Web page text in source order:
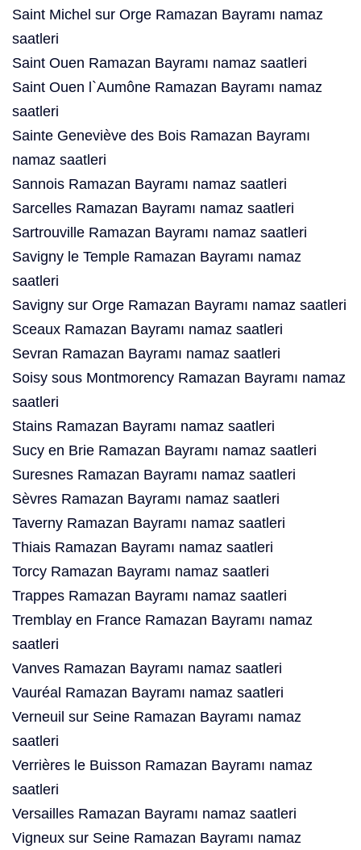
Saint Michel sur Orge Ramazan Bayramı namaz
saatleri
Saint Ouen Ramazan Bayramı namaz saatleri
Saint Ouen l`Aumône Ramazan Bayramı namaz
saatleri
Sainte Geneviève des Bois Ramazan Bayramı
namaz saatleri
Sannois Ramazan Bayramı namaz saatleri
Sarcelles Ramazan Bayramı namaz saatleri
Sartrouville Ramazan Bayramı namaz saatleri
Savigny le Temple Ramazan Bayramı namaz
saatleri
Savigny sur Orge Ramazan Bayramı namaz saatleri
Sceaux Ramazan Bayramı namaz saatleri
Sevran Ramazan Bayramı namaz saatleri
Soisy sous Montmorency Ramazan Bayramı namaz
saatleri
Stains Ramazan Bayramı namaz saatleri
Sucy en Brie Ramazan Bayramı namaz saatleri
Suresnes Ramazan Bayramı namaz saatleri
Sèvres Ramazan Bayramı namaz saatleri
Taverny Ramazan Bayramı namaz saatleri
Thiais Ramazan Bayramı namaz saatleri
Torcy Ramazan Bayramı namaz saatleri
Trappes Ramazan Bayramı namaz saatleri
Tremblay en France Ramazan Bayramı namaz
saatleri
Vanves Ramazan Bayramı namaz saatleri
Vauréal Ramazan Bayramı namaz saatleri
Verneuil sur Seine Ramazan Bayramı namaz
saatleri
Verrières le Buisson Ramazan Bayramı namaz
saatleri
Versailles Ramazan Bayramı namaz saatleri
Vigneux sur Seine Ramazan Bayramı namaz